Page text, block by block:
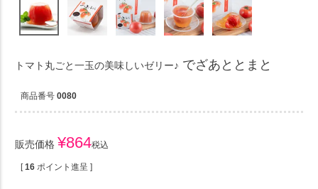
トマト丸ごと一玉の美味しいゼリー♪ でざあととまと
商品番号 0080
販売価格 ¥864税込
[ 16 ポイント進呈 ]